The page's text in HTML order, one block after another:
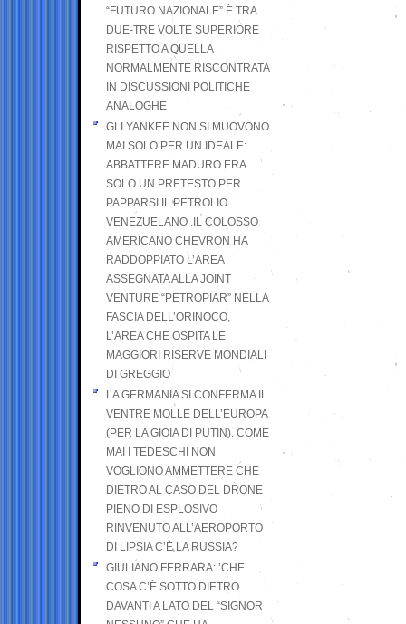
“FUTURO NAZIONALE” È TRA
DUE-TRE VOLTE SUPERIORE
RISPETTO A QUELLA
NORMALMENTE RISCONTRATA
IN DISCUSSIONI POLITICHE
ANALOGHE
GLI YANKEE NON SI MUOVONO
MAI SOLO PER UN IDEALE:
ABBATTERE MADURO ERA
SOLO UN PRETESTO PER
PAPPARSI IL PETROLIO
VENEZUELANO .IL COLOSSO
AMERICANO CHEVRON HA
RADDOPPIATO L’AREA
ASSEGNATA ALLA JOINT
VENTURE “PETROPIAR” NELLA
FASCIA DELL’ORINOCO,
L’AREA CHE OSPITA LE
MAGGIORI RISERVE MONDIALI
DI GREGGIO
LA GERMANIA SI CONFERMA IL
VENTRE MOLLE DELL’EUROPA
(PER LA GIOIA DI PUTIN). COME
MAI I TEDESCHI NON
VOGLIONO AMMETTERE CHE
DIETRO AL CASO DEL DRONE
PIENO DI ESPLOSIVO
RINVENUTO ALL’AEROPORTO
DI LIPSIA C’È LA RUSSIA?
GIULIANO FERRARA: ’CHE
COSA C’È SOTTO DIETRO
DAVANTI A LATO DEL “SIGNOR